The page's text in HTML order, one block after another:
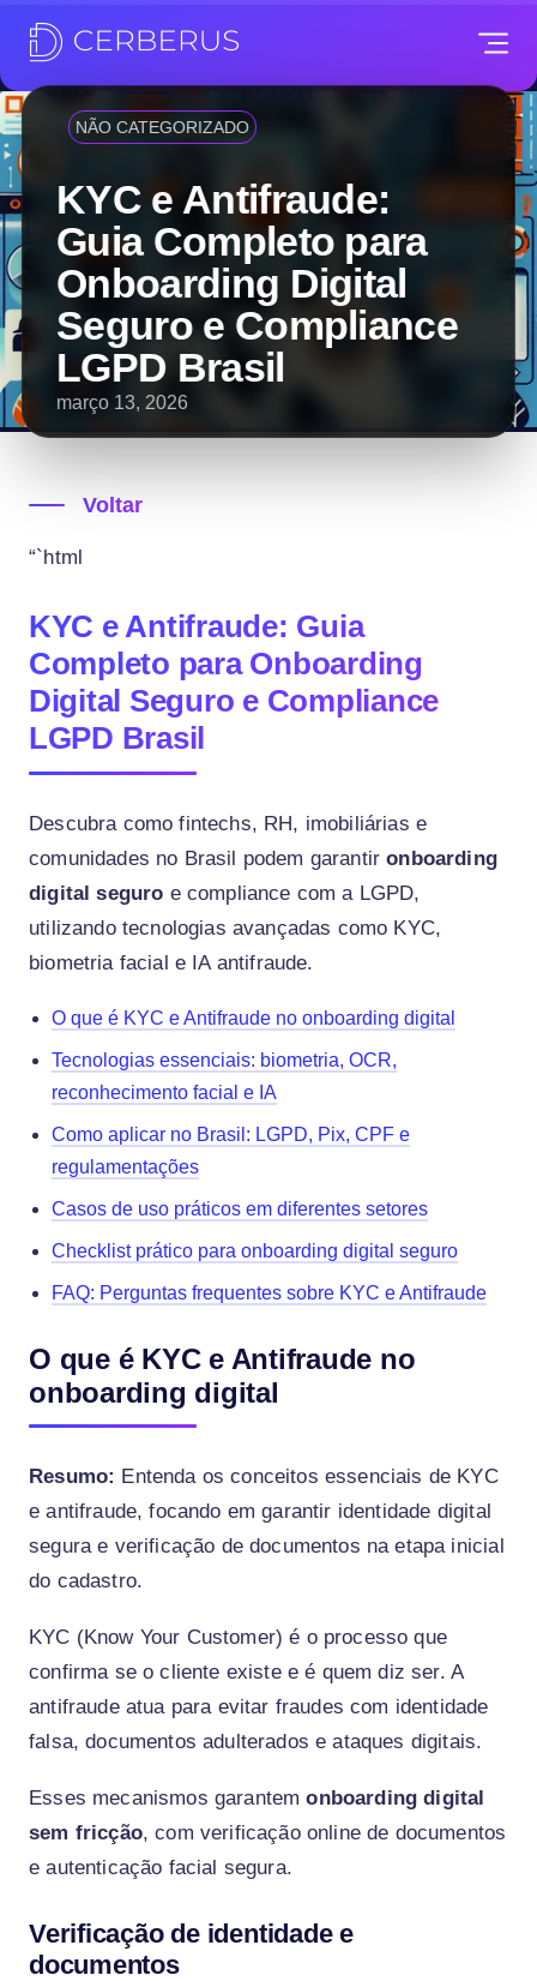
NÃO CATEGORIZADO
KYC e Antifraude:
Guia Completo para
Onboarding Digital
Seguro e Compliance
LGPD Brasil
março 13, 2026
Voltar
“`html
KYC e Antifraude: Guia
Completo para Onboarding
Digital Seguro e Compliance
LGPD Brasil
Descubra como fintechs, RH, imobiliárias e
comunidades no Brasil podem garantironboarding
digital seguro e compliance com a LGPD,
utilizando tecnologias avançadas como KYC,
biometria facial e IA antifraude.
O que é KYC e Antifraude no onboarding digital
Tecnologias essenciais: biometria, OCR,
reconhecimento facial e IA
Como aplicar no Brasil: LGPD, Pix, CPF e
regulamentações
Casos de uso práticos em diferentes setores
Checklist prático para onboarding digital seguro
FAQ: Perguntas frequentes sobre KYC e Antifraude
O que é KYC e Antifraude no
onboarding digital
Resumo: Entenda os conceitos essenciais de KYC
e antifraude, focando em garantir identidade digital
segura e verificação de documentos na etapa inicial
do cadastro.
KYC (Know Your Customer) é o processo que
confirma se o cliente existe e é quem diz ser. A
antifraude atua para evitar fraudes com identidade
falsa, documentos adulterados e ataques digitais.
Esses mecanismos garantemonboarding digital
sem fricção, com verificação online de documentos
e autenticação facial segura.
Verificação de identidade e
documentos